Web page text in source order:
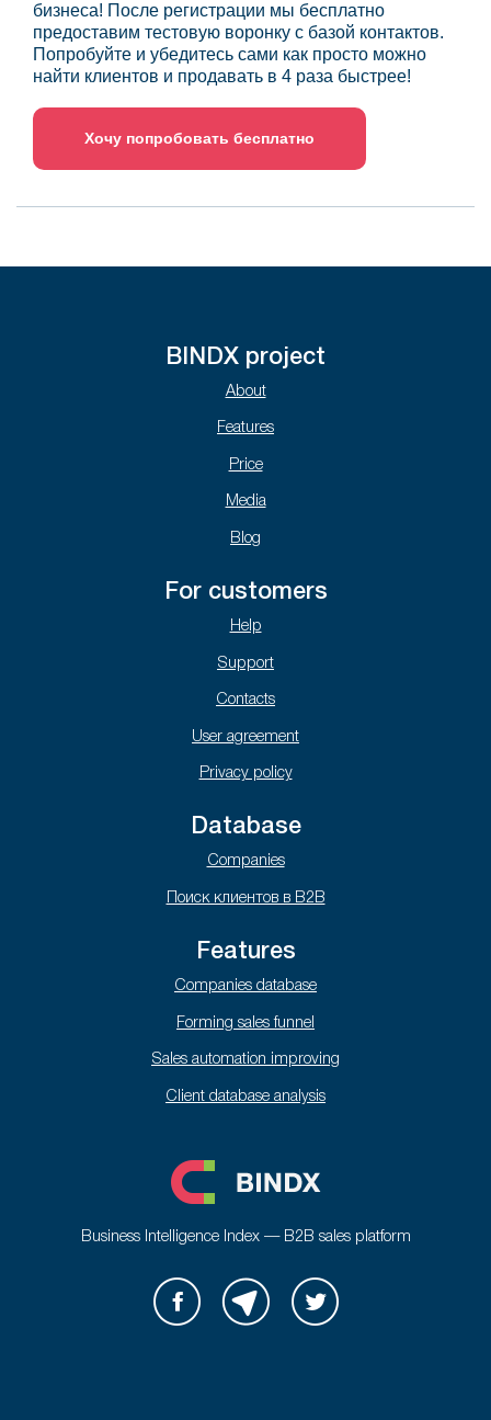
бизнеса! После регистрации мы бесплатно
предоставим тестовую воронку с базой контактов.
Попробуйте и убедитесь сами как просто можно
найти клиентов и продавать в 4 раза быстрее!
Хочу попробовать бесплатно
BINDX project
About
Features
Price
Media
Blog
For customers
Help
Support
Contacts
User agreement
Privacy policy
Database
Companies
Поиск клиентов в B2B
Features
Companies database
Forming sales funnel
Sales automation improving
Client database analysis
Business Intelligence Index — B2B sales platform